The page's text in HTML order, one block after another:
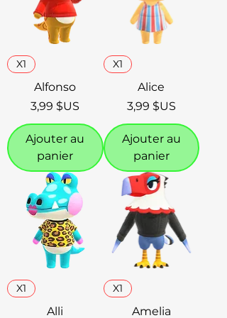
X1
Alfonso
Prix
3,99 $US
Ajouter au
panier
X1
Alice
Prix
3,99 $US
Ajouter au
panier
X1
Alli
X1
Amelia